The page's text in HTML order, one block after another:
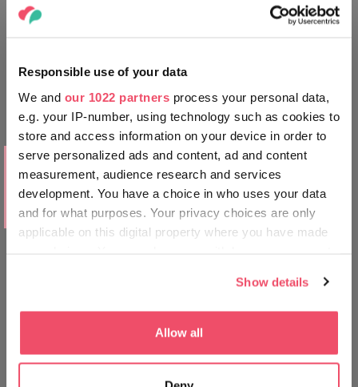
Responsible use of your data
We and our 1022 partners process your personal data,
e.g. your IP-number, using technology such as cookies to
store and access information on your device in order to
serve personalized ads and content, ad and content
measurement, audience research and services
development. You have a choice in who uses your data
and for what purposes. Your privacy choices are only
applicable on this digital property where you have made
If you allow, we would also like to:
which can be accurate to within several meters
Show details
Allow all
MJESTA KOJA MOŽETE POSJETITI
Diljem svijeta omiljena lokacija za
snimanja Povijesno jezgro grada
Šoprona